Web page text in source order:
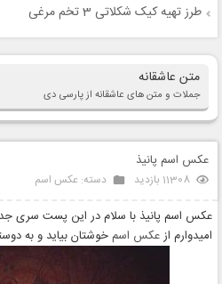
طرز تهیه کیک شکلاتی 3 تخم مرغی
متن عاشقانه
جملات و متن های عاشقانه از پارسی دی
عکس اسم پانیذ
11308 بازدید دسته: عکس اسم
عکس اسم پانیذ با سلام در این پست سری
امیدوارم از عکس اسم خوشتان بیاید و به